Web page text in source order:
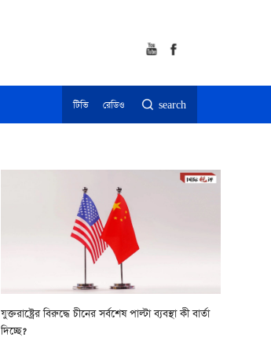
টিভি রেডিও search
যুক্তরাষ্ট্রের বিরুদ্ধে চীনের সর্বশেষ পাল্টা ব্যবস্থা কী বার্তা
দিচ্ছে?